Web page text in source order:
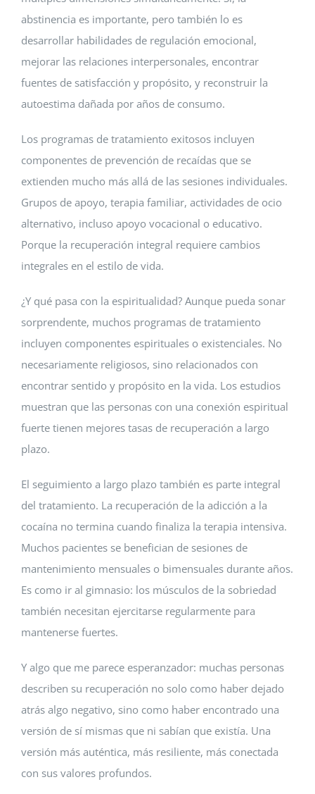
abstinencia es importante, pero también lo es
desarrollar habilidades de regulación emocional,
mejorar las relaciones interpersonales, encontrar
fuentes de satisfacción y propósito, y reconstruir la
autoestima dañada por años de consumo.
Los programas de tratamiento exitosos incluyen
componentes de prevención de recaídas que se
extienden mucho más allá de las sesiones individuales.
Grupos de apoyo, terapia familiar, actividades de ocio
alternativo, incluso apoyo vocacional o educativo.
Porque la recuperación integral requiere cambios
integrales en el estilo de vida.
¿Y qué pasa con la espiritualidad? Aunque pueda sonar
sorprendente, muchos programas de tratamiento
incluyen componentes espirituales o existenciales. No
necesariamente religiosos, sino relacionados con
encontrar sentido y propósito en la vida. Los estudios
muestran que las personas con una conexión espiritual
fuerte tienen mejores tasas de recuperación a largo
plazo.
El seguimiento a largo plazo también es parte integral
del tratamiento. La recuperación de la adicción a la
cocaína no termina cuando finaliza la terapia intensiva.
Muchos pacientes se benefician de sesiones de
mantenimiento mensuales o bimensuales durante años.
Es como ir al gimnasio: los músculos de la sobriedad
también necesitan ejercitarse regularmente para
mantenerse fuertes.
Y algo que me parece esperanzador: muchas personas
describen su recuperación no solo como haber dejado
atrás algo negativo, sino como haber encontrado una
versión de sí mismas que ni sabían que existía. Una
versión más auténtica, más resiliente, más conectada
con sus valores profundos.